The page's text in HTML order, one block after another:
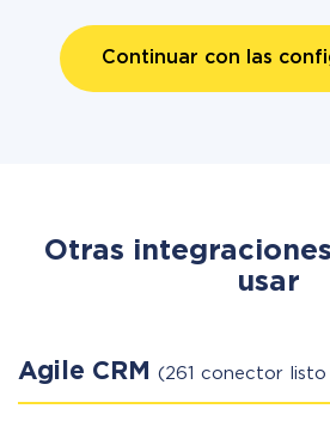
Continuar con las
Otras
usar
Agile CRM (261 conector listo